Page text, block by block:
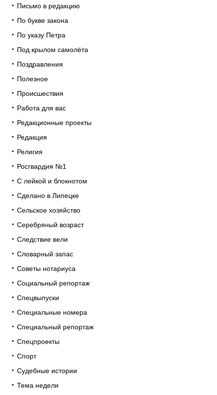
Письмо в редакцию
По букве закона
По указу Петра
Под крылом самолёта
Поздравления
Полезное
Происшествия
Работа для вас
Редакционные проекты
Редакция
Религия
Росгвардия №1
С лейкой и блокнотом
Сделано в Липецке
Сельское хозяйство
Серебряный возраст
Следствие вели
Словарный запас
Советы нотариуса
Социальный репортаж
Спецвыпуски
Специальные номера
Специальный репортаж
Спецпроекты
Спорт
Судебные истории
Тема недели